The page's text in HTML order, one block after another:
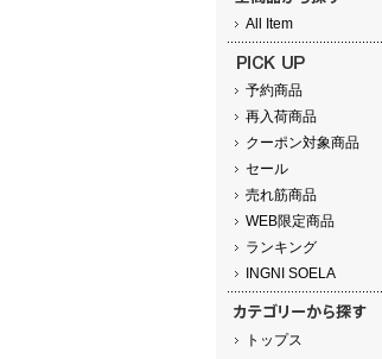
All Item
予約商品
再入荷商品
クーポン対象商品
セール
売れ筋商品
WEB限定商品
ランキング
INGNI SOELA
トップス